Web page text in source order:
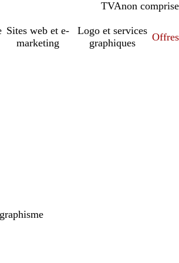
TVAcomprise
non comprise
Sites web et e-
marketing
Logo et services
graphiques
Offres